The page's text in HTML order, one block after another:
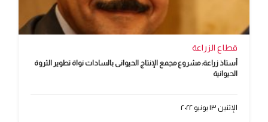
قطاع الزراعة
أستاذ زراعة: مشروع مجمع الإنتاج الحيوانى بالسادات نواة تطوير الثروة
الحيوانية
الإثنين ١٣ يونيو ٢٠٢٢